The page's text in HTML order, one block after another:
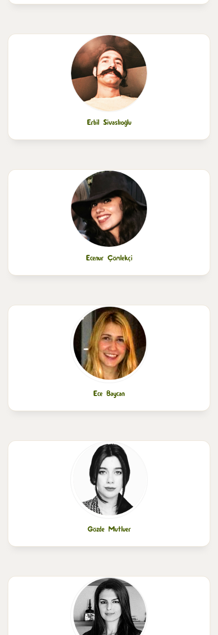
Erbil Sivaslıoğlu
Ecenur Çömlekçi
Ece Baycan
Gözde Mutluer